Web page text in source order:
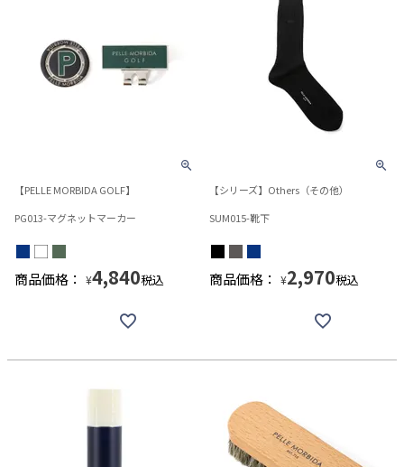
【PELLE MORBIDA GOLF】
PG013-マグネットマーカー
商品価格： ¥4,840税込
【シリーズ】Others（その他）
SUM015-靴下
商品価格： ¥2,970税込